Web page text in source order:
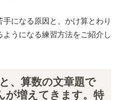
になる原因と、かけ算とわり
うになる練習方法をご紹介し
、算数の文章題で
が増えてきます。特